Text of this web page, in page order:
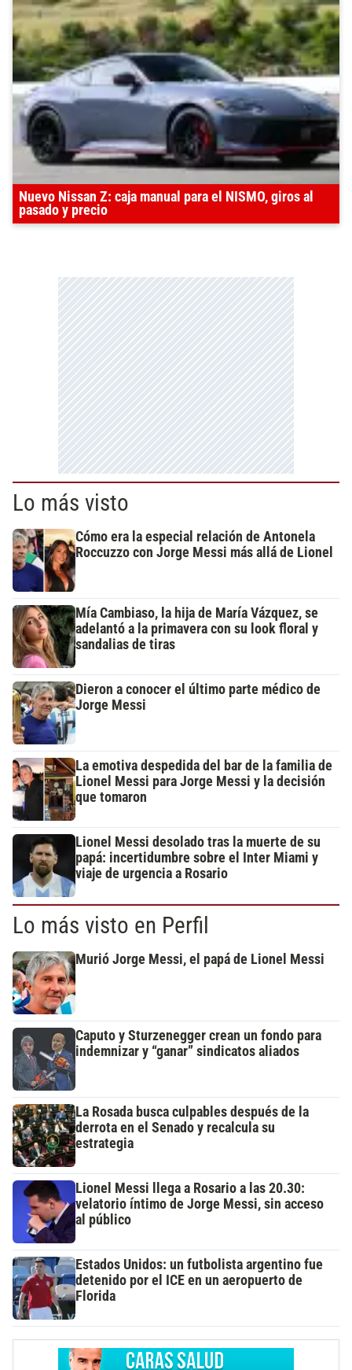
Nuevo Nissan Z: caja manual para el NISMO, giros al
pasado y precio
Lo más visto
Cómo era la especial relación de Antonela
Roccuzzo con Jorge Messi más allá de Lionel
Mía Cambiaso, la hija de María Vázquez, se
adelantó a la primavera con su look floral y
sandalias de tiras
Dieron a conocer el último parte médico de
Jorge Messi
La emotiva despedida del bar de la familia de
Lionel Messi para Jorge Messi y la decisión
que tomaron
Lionel Messi desolado tras la muerte de su
papá: incertidumbre sobre el Inter Miami y
viaje de urgencia a Rosario
Lo más visto en Perfil
Murió Jorge Messi, el papá de Lionel Messi
Caputo y Sturzenegger crean un fondo para
indemnizar y “ganar” sindicatos aliados
La Rosada busca culpables después de la
derrota en el Senado y recalcula su
estrategia
Lionel Messi llega a Rosario a las 20.30:
velatorio íntimo de Jorge Messi, sin acceso
al público
Estados Unidos: un futbolista argentino fue
detenido por el ICE en un aeropuerto de
Florida